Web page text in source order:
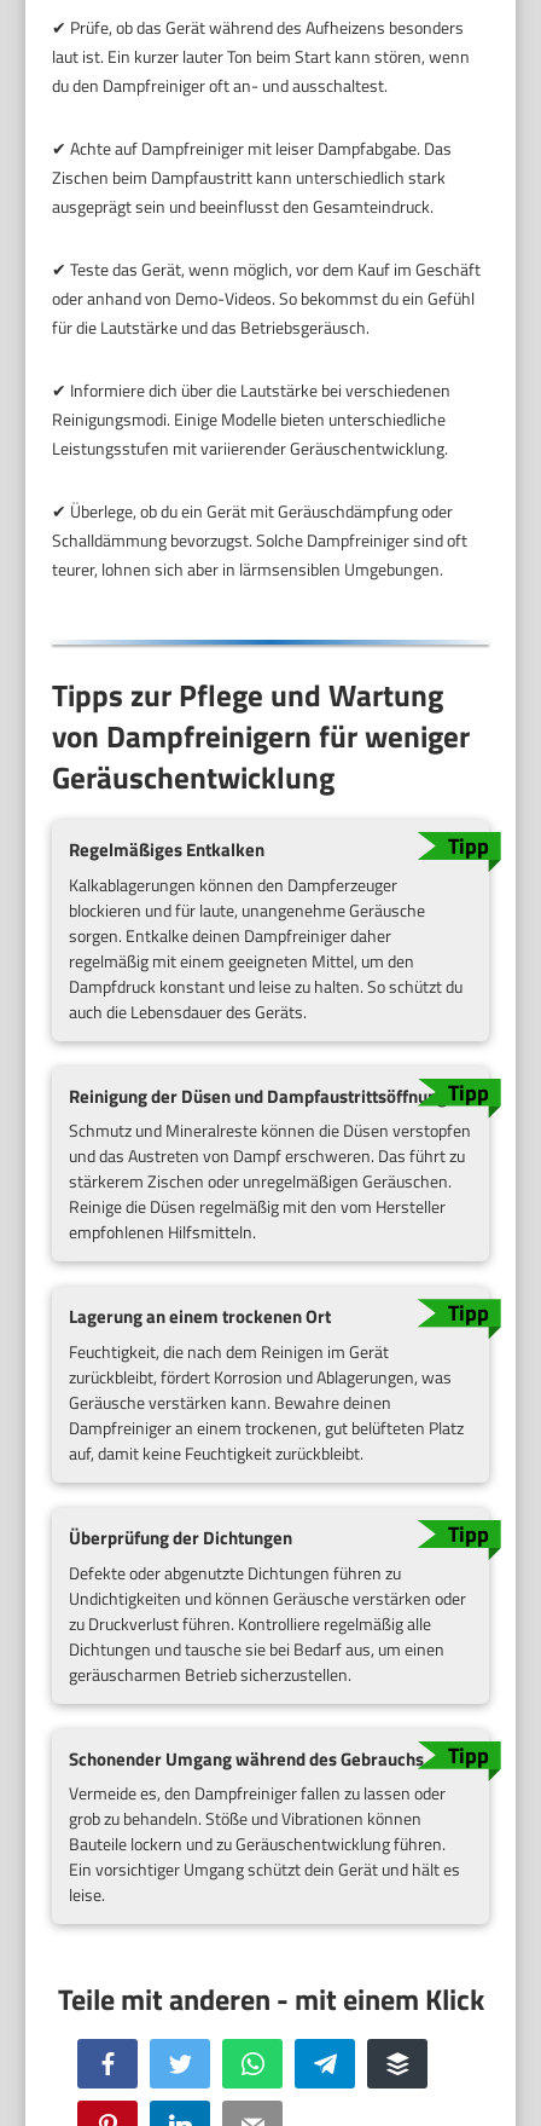
✔ Prüfe, ob das Gerät während des Aufheizens besonders
laut ist. Ein kurzer lauter Ton beim Start kann stören, wenn
du den Dampfreiniger oft an- und ausschaltest.
✔ Achte auf Dampfreiniger mit leiser Dampfabgabe. Das
Zischen beim Dampfaustritt kann unterschiedlich stark
ausgeprägt sein und beeinflusst den Gesamteindruck.
✔ Teste das Gerät, wenn möglich, vor dem Kauf im Geschäft
oder anhand von Demo-Videos. So bekommst du ein Gefühl
für die Lautstärke und das Betriebsgeräusch.
✔ Informiere dich über die Lautstärke bei verschiedenen
Reinigungsmodi. Einige Modelle bieten unterschiedliche
Leistungsstufen mit variierender Geräuschentwicklung.
✔ Überlege, ob du ein Gerät mit Geräuschdämpfung oder
Schalldämmung bevorzugst. Solche Dampfreiniger sind oft
teurer, lohnen sich aber in lärmsensiblen Umgebungen.
Tipps zur Pflege und Wartung
von Dampfreinigern für weniger
Geräuschentwicklung
Regelmäßiges Entkalken
Kalkablagerungen können den Dampferzeuger
blockieren und für laute, unangenehme Geräusche
sorgen. Entkalke deinen Dampfreiniger daher
regelmäßig mit einem geeigneten Mittel, um den
Dampfdruck konstant und leise zu halten. So schützt du
auch die Lebensdauer des Geräts.
Reinigung der Düsen und Dampfaustrittsöffnungen
Schmutz und Mineralreste können die Düsen verstopfen
und das Austreten von Dampf erschweren. Das führt zu
stärkerem Zischen oder unregelmäßigen Geräuschen.
Reinige die Düsen regelmäßig mit den vom Hersteller
empfohlenen Hilfsmitteln.
Lagerung an einem trockenen Ort
Feuchtigkeit, die nach dem Reinigen im Gerät
zurückbleibt, fördert Korrosion und Ablagerungen, was
Geräusche verstärken kann. Bewahre deinen
Dampfreiniger an einem trockenen, gut belüfteten Platz
auf, damit keine Feuchtigkeit zurückbleibt.
Überprüfung der Dichtungen
Defekte oder abgenutzte Dichtungen führen zu
Undichtigkeiten und können Geräusche verstärken oder
zu Druckverlust führen. Kontrolliere regelmäßig alle
Dichtungen und tausche sie bei Bedarf aus, um einen
geräuscharmen Betrieb sicherzustellen.
Schonender Umgang während des Gebrauchs
Vermeide es, den Dampfreiniger fallen zu lassen oder
grob zu behandeln. Stöße und Vibrationen können
Bauteile lockern und zu Geräuschentwicklung führen.
Ein vorsichtiger Umgang schützt dein Gerät und hält es
leise.
Facebook Twitter WhatsApp Telegram Buffer